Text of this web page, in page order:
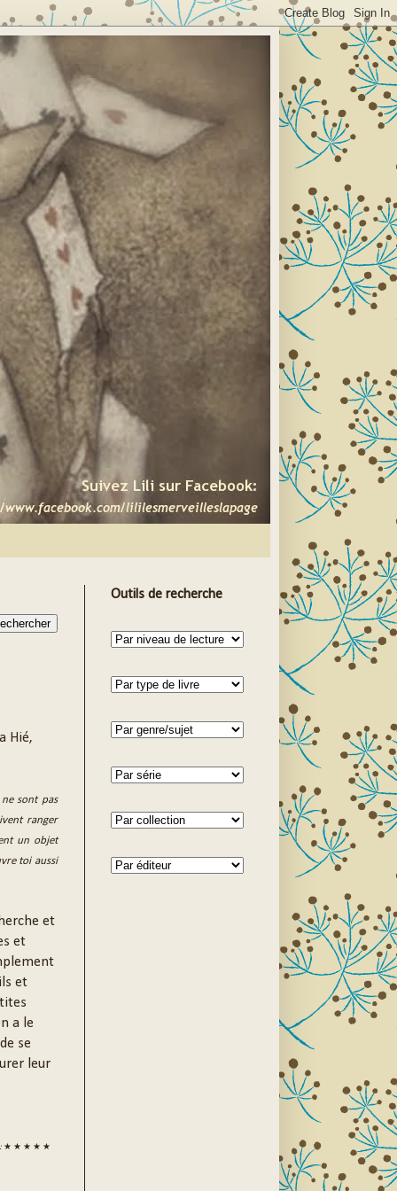
Hié,
sont pas
ranger
un objet
toi aussi
et
et
et
a le
se
leur
★ ★ ★ ★ ★
Outils de recherche